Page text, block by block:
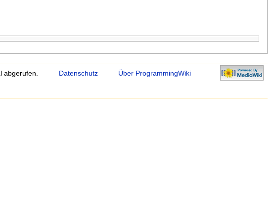
abgerufen. Datenschutz
Über ProgrammingWiki